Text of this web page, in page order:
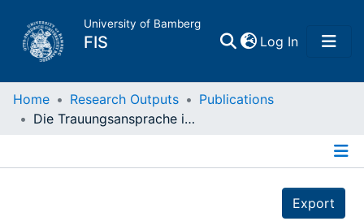
University of Bamberg
FIS Log In(current)
Home
Home Research Outputs
Publications
Die Trauungsansprache in den Mainzer Ritualien : Eine 400 Jahre überdauernde Konzeption und ihr Werdegang
Export